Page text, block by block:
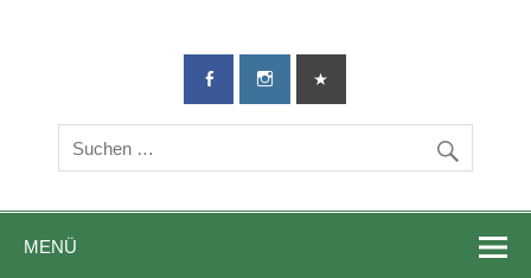
TG-Geislingen
DIE Sportadresse in Geislingen!
MENÜ